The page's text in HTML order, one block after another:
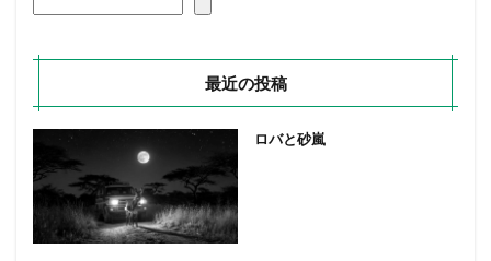
最近の投稿
ロバと砂嵐